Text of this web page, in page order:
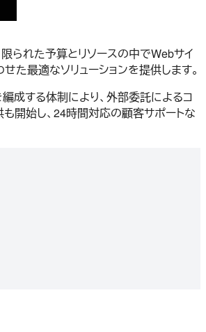
られた予算とリソースの中でWebサイ
た最適なソリューションを提供します。
成する体制により、外部委託によるコ
開始し、24時間対応の顧客サポートな